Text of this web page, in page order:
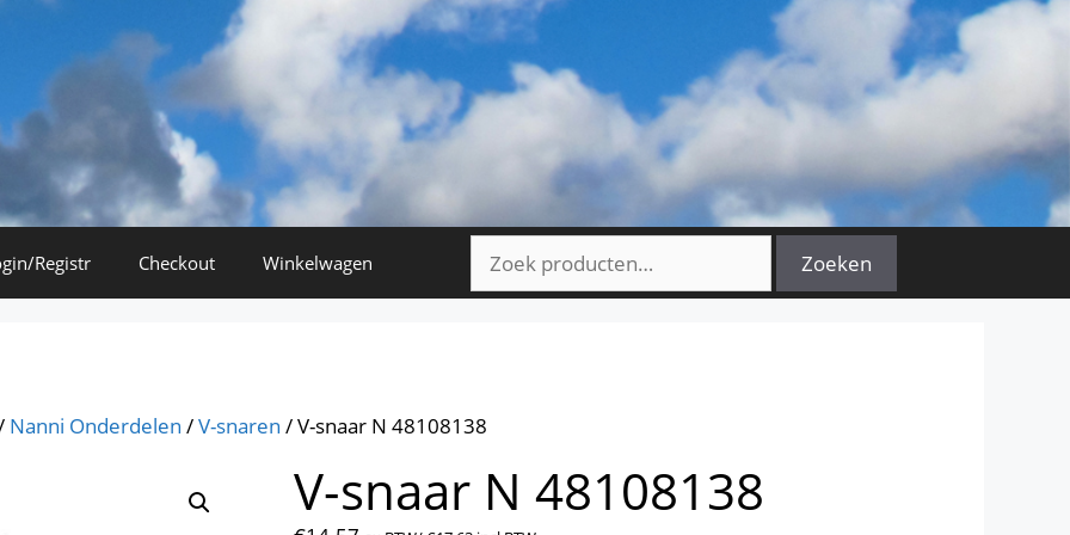
naar:
Zoeken
Registr Checkout Winkelwagen
Nanni Onderdelen /V-snaren / V-snaar N 48108138
V-snaar N 48108138